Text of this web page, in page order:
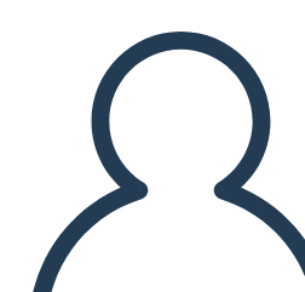
SKAITYK MAN